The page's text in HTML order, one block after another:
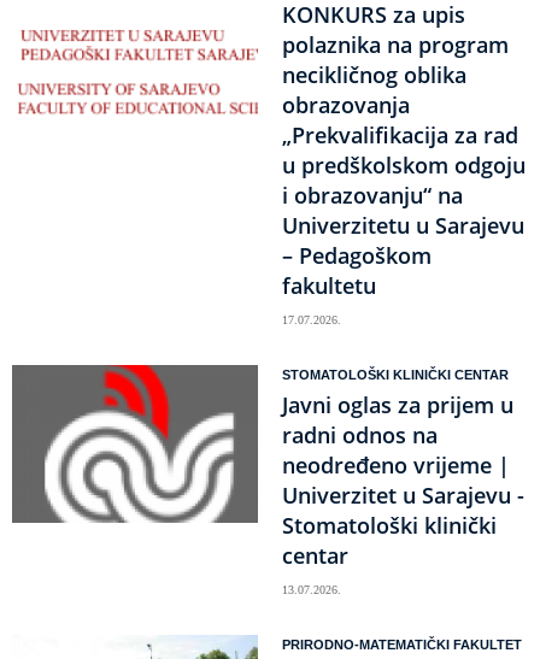
KONKURS za upis
polaznika na program
necikličnog oblika
obrazovanja
„Prekvalifikacija za rad
u predškolskom odgoju
i obrazovanju“ na
Univerzitetu u Sarajevu
– Pedagoškom
fakultetu
17.07.2026.
STOMATOLOŠKI KLINIČKI CENTAR
Javni oglas za prijem u
radni odnos na
neodređeno vrijeme |
Univerzitet u Sarajevu -
Stomatološki klinički
centar
13.07.2026.
PRIRODNO-MATEMATIČKI FAKULTET